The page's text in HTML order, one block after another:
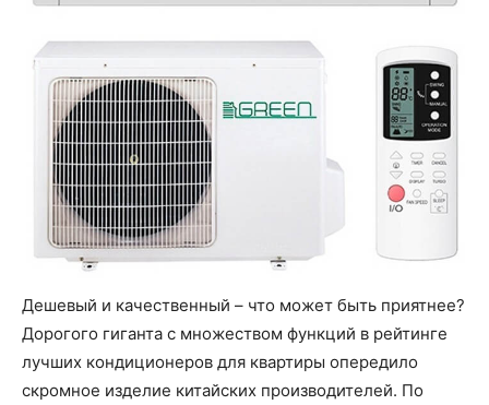
Дешевый и качественный – что может быть приятнее?
Дорогого гиганта с множеством функций в рейтинге
лучших кондиционеров для квартиры опередило
скромное изделие китайских производителей. По